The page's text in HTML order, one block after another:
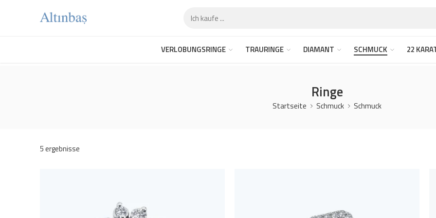
VERLOBUNGSRINGE TRAURINGE DIAMANT SCHMUCK 22
Ringe
Startseite Schmuck Schmuck
5 ergebnisse